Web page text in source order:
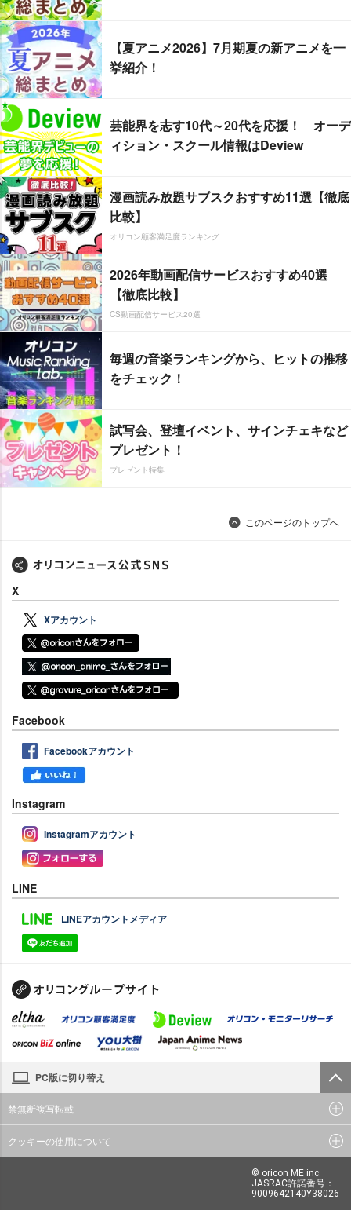
【夏アニメ2026】7月期夏の新アニメを一
挙紹介！
芸能界を志す10代～20代を応援！ オーデ
ィション・スクール情報はDeview
漫画読み放題サブスクおすすめ11選【徹底
比較】
オリコン顧客満足度ランキング
2026年動画配信サービスおすすめ40選
【徹底比較】
CS動画配信サービス20選
毎週の音楽ランキングから、ヒットの推移
をチェック！
試写会、登壇イベント、サインチェキなど
プレゼント！
プレゼント特集
このページのトップへ
X
Xアカウント
Facebook
Facebookアカウント
Instagram
Instagramアカウント
LINE
LINEアカウントメディア
PC版に切り替え
禁無断複写転載
クッキーの使用について
© oricon ME inc.
JASRAC許諾番号：
9009642140Y38026